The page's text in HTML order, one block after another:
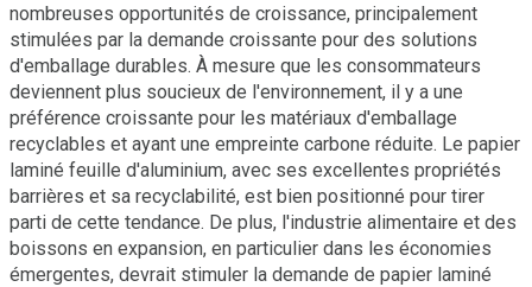
nombreuses opportunités de croissance, principalement
stimulées par la demande croissante pour des solutions
d'emballage durables. À mesure que les consommateurs
deviennent plus soucieux de l'environnement, il y a une
préférence croissante pour les matériaux d'emballage
recyclables et ayant une empreinte carbone réduite. Le papier
laminé feuille d'aluminium, avec ses excellentes propriétés
barrières et sa recyclabilité, est bien positionné pour tirer
parti de cette tendance. De plus, l'industrie alimentaire et des
boissons en expansion, en particulier dans les économies
émergentes, devrait stimuler la demande de papier laminé